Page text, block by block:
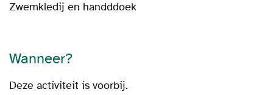
Zwemkledij en handddoek
Wanneer?
Deze activiteit is voorbij.